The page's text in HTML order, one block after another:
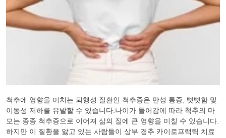
척추에 영향을 미치는 퇴행성 질환인 척추증은 만성 통증, 뻣뻣함 및
이동성 저하를 유발할 수 있습니다.나이가 들어감에 따라 척추의 마
모는 종종 척추증으로 이어져 삶의 질에 큰 영향을 미칠 수 있습니다.
하지만 이 질환을 앓고 있는 사람들이 상부 경추 카이로프랙틱 치료